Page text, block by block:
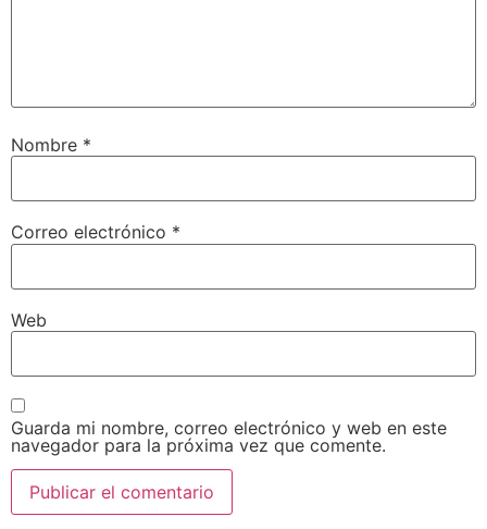
Nombre *
Correo electrónico *
Web
Guarda mi nombre, correo electrónico y web en este
navegador para la próxima vez que comente.